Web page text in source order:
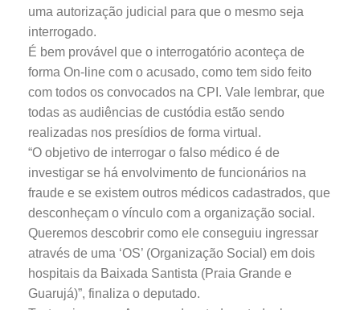
uma autorização judicial para que o mesmo seja
interrogado.
É bem provável que o interrogatório aconteça de
forma On-line com o acusado, como tem sido feito
com todos os convocados na CPI. Vale lembrar, que
todas as audiências de custódia estão sendo
realizadas nos presídios de forma virtual.
“O objetivo de interrogar o falso médico é de
investigar se há envolvimento de funcionários na
fraude e se existem outros médicos cadastrados, que
desconheçam o vínculo com a organização social.
Queremos descobrir como ele conseguiu ingressar
através de uma ‘OS’ (Organização Social) em dois
hospitais da Baixada Santista (Praia Grande e
Guarujá)”, finaliza o deputado.